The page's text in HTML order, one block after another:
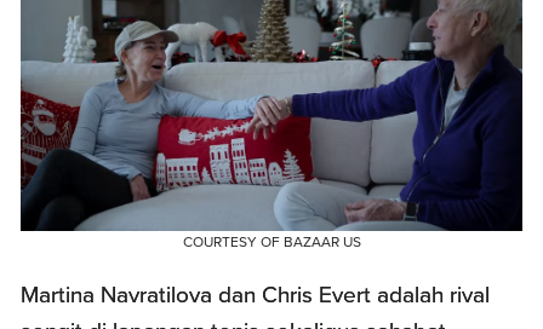
COURTESY OF BAZAAR US
Martina Navratilova dan Chris Evert adalah rival